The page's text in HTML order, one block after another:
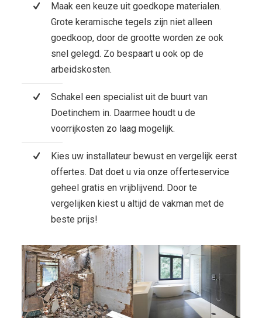
Maak een keuze uit goedkope materialen.
Grote keramische tegels zijn niet alleen
goedkoop, door de grootte worden ze ook
snel gelegd. Zo bespaart u ook op de
arbeidskosten.
Schakel een specialist uit de buurt van
Doetinchem in. Daarmee houdt u de
voorrijkosten zo laag mogelijk.
Kies uw installateur bewust en vergelijk eerst
offertes. Dat doet u via onze offerteservice
geheel gratis en vrijblijvend. Door te
vergelijken kiest u altijd de vakman met de
beste prijs!